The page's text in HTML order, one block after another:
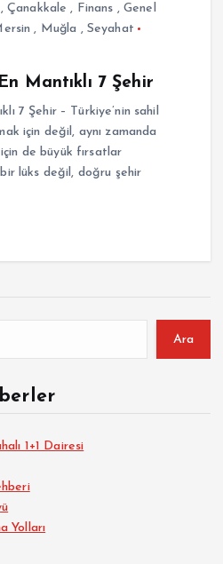
, Çanakkale , Finans , Genel
, Muğla , Seyahat
Mantıklı 7 Şehir
7 Şehir – Türkiye’nin sahil
için değil, aynı zamanda
de büyük fırsatlar
bir lüks değil, doğru şehir
Ara
1+1 Dairesi
Yolları